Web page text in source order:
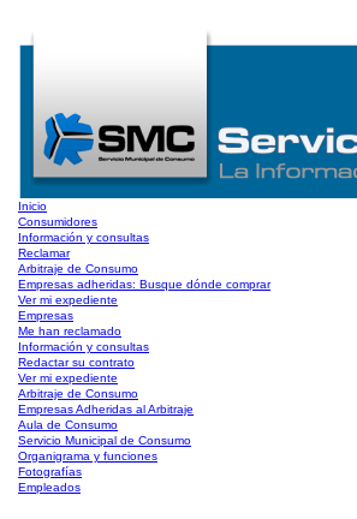
Inicio
Consumidores
Información y consultas
Reclamar
Arbitraje de Consumo
Empresas adheridas: Busque dónde comprar
Ver mi expediente
Empresas
Me han reclamado
Información y consultas
Redactar su contrato
Ver mi expediente
Arbitraje de Consumo
Empresas Adheridas al Arbitraje
Aula de Consumo
Servicio Municipal de Consumo
Organigrama y funciones
Fotografías
Empleados